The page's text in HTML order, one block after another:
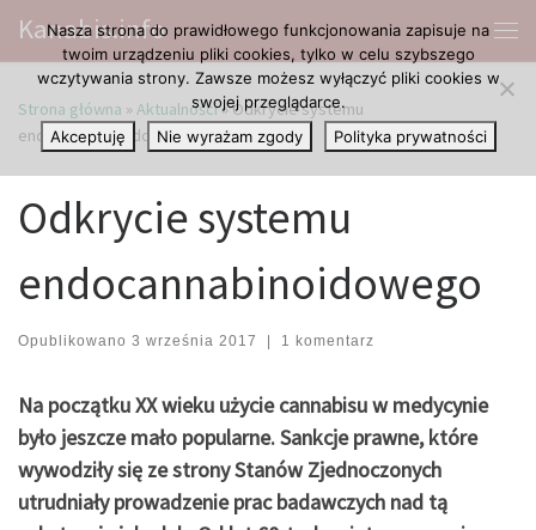
Przejdź do treści
Kanabis.info
Strona główna » Aktualności»Odkrycie systemu
endocannabinoidowego
Odkrycie systemu
endocannabinoidowego
Opublikowano 3 września 2017 | 1 komentarz
Na początku XX wieku użycie cannabisu w medycynie
było jeszcze mało popularne. Sankcje prawne, które
wywodziły się ze strony Stanów Zjednoczonych
utrudniały prowadzenie prac badawczych nad tą
Nasza strona do prawidłowego funkcjonowania zapisuje na
twoim urządzeniu pliki cookies, tylko w celu szybszego
wczytywania strony. Zawsze możesz wyłączyć pliki cookies w
swojej przeglądarce.
Akceptuję
Nie wyrażam zgody Polityka prywatności